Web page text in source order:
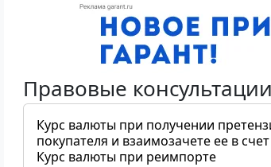
Правовые консультации
Курс валюты при получении
покупателя и взаимозачете ее в
Курс валюты при реимпорте